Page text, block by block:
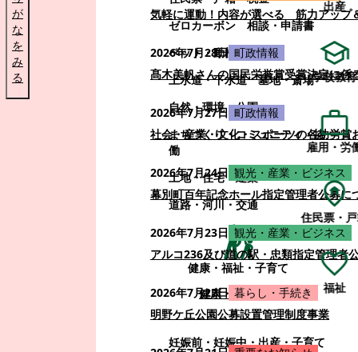
が
な
を
み
る
ゼロカーボン
相談・申請書
ペット・動植物
ごみ
上水道・下水道
墓地・斎場
自然・環境・公園
まちづくり・コミュニティ・協
働
土地・住宅・建築
道路・河川・交通
健康・福祉・子育て
健康・福祉・子育て
妊娠前・妊娠中・出産・子育て
気軽に運動！内容が選べる 筋力アップ
2026年7月28日 町政情報
髙木美帆さんの国民栄誉賞受賞決定に係
2026年7月27日 町政情報
社会・産業・文化・スポーツの各功労
2026年7月24日 観光・産業・ビジネス
幕別町百年記念ホール指定管理者公募に
2026年7月23日 観光・産業・ビジネス
アルコ236及び道の駅・忠類指定管理者
2026年7月22日 暮らし・手続き
明野ケ丘公園公募設置管理制度事業
出産
学校教育
雇用・労
住民票・
福祉